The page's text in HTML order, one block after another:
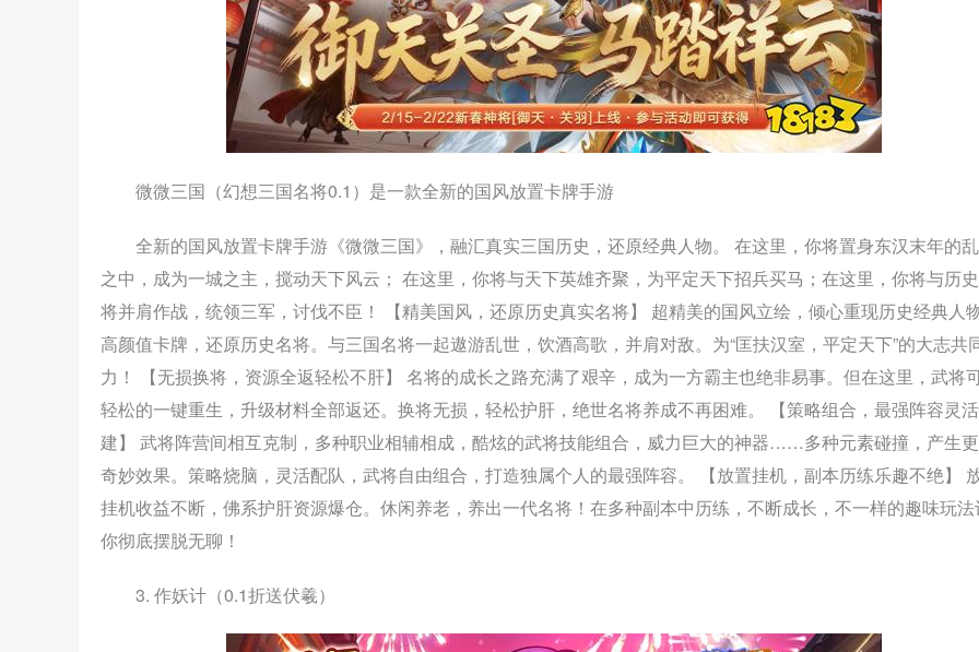
微微三国（幻想三国名将0.1）是一款全新的国风放置卡牌手游
全新的国风放置卡牌手游《微微三国》，融汇真实三国历史，还原经典人物。 在这里，你将置身东汉末年的
之中，成为一城之主，搅动天下风云； 在这里，你将与天下英雄齐聚，为平定天下招兵买马；在这里，你将与历
将并肩作战，统领三军，讨伐不臣！ 【精美国风，还原历史真实名将】 超精美的国风立绘，倾心重现历史经典人
高颜值卡牌，还原历史名将。与三国名将一起遨游乱世，饮酒高歌，并肩对敌。为“匡扶汉室，平定天下”的大志共
力！ 【无损换将，资源全返轻松不肝】 名将的成长之路充满了艰辛，成为一方霸主也绝非易事。但在这里，武将
轻松的一键重生，升级材料全部返还。换将无损，轻松护肝，绝世名将养成不再困难。 【策略组合，最强阵容灵
建】 武将阵营间相互克制，多种职业相辅相成，酷炫的武将技能组合，威力巨大的神器……多种元素碰撞，产生
奇妙效果。策略烧脑，灵活配队，武将自由组合，打造独属个人的最强阵容。 【放置挂机，副本历练乐趣不绝】
挂机收益不断，佛系护肝资源爆仓。休闲养老，养出一代名将！在多种副本中历练，不断成长，不一样的趣味玩法
你彻底摆脱无聊！
3. 作妖计（0.1折送伏羲）